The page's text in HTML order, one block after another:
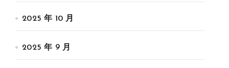
2025 年 10 月
2025 年 9 月